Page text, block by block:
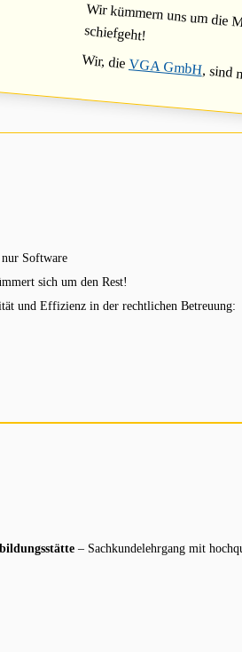
Wir kümmern uns um die
schiefgeht!
Wir, dieVGA GmbH, sind
Software
sich um den Rest!
und Effizienz in der rechtlichen Betreuung:
– Sachkundelehrgang mit